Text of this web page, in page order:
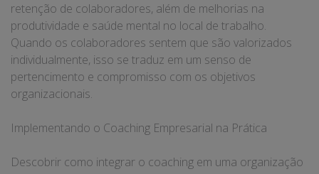
retenção de colaboradores, além de melhorias na
produtividade e saúde mental no local de trabalho.
Quando os colaboradores sentem que são valorizados
individualmente, isso se traduz em um senso de
pertencimento e compromisso com os objetivos
organizacionais.
Implementando o Coaching Empresarial na Prática
Descobrir como integrar o coaching em uma organização